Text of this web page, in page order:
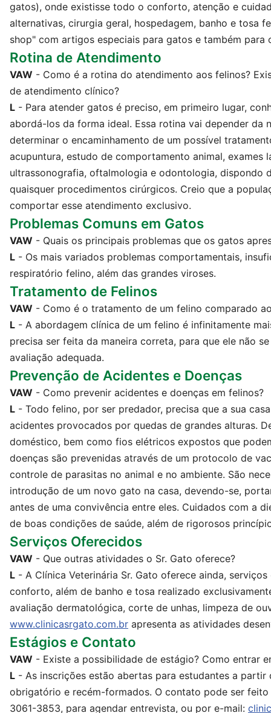
gatos), onde existisse todo o conforto, atenção e
alternativas, cirurgia geral, hospedagem, banho e tosa
shop" com artigos especiais para gatos e também para
Rotina de Atendimento
VAW - Como é a rotina do atendimento aos felinos?
de atendimento clínico?
L - Para atender gatos é preciso, em primeiro lugar,
abordá-los da forma ideal. Essa rotina vai depender da
determinar o encaminhamento de um possível
acupuntura, estudo de comportamento animal, exames
ultrassonografia, oftalmologia e odontologia, dispondo
quaisquer procedimentos cirúrgicos. Creio que a
comportar esse atendimento exclusivo.
Problemas Comuns em Gatos
VAW - Quais os principais problemas que os gatos
L - Os mais variados problemas comportamentais,
respiratório felino, além das grandes viroses.
Tratamento de Felinos
VAW - Como é o tratamento de um felino comparado
L - A abordagem clínica de um felino é infinitamente
precisa ser feita da maneira correta, para que ele não
avaliação adequada.
Prevenção de Acidentes e Doenças
VAW - Como prevenir acidentes e doenças em felinos?
L - Todo felino, por ser predador, precisa que a sua
acidentes provocados por quedas de grandes alturas.
doméstico, bem como fios elétricos expostos que
doenças são prevenidas através de um protocolo de
controle de parasitas no animal e no ambiente. São
introdução de um novo gato na casa, devendo-se,
antes de uma convivência entre eles. Cuidados com a
de boas condições de saúde, além de rigorosos
Serviços Oferecidos
VAW - Que outras atividades o Sr. Gato oferece?
L - A Clínica Veterinária Sr. Gato oferece ainda,
conforto, além de banho e tosa realizado
avaliação dermatológica, corte de unhas, limpeza de
www.clinicasrgato.com.br apresenta as atividades
Estágios e Contato
VAW - Existe a possibilidade de estágio? Como entrar
L - As inscrições estão abertas para estudantes a
obrigatório e recém-formados. O contato pode ser feito
3061-3853, para agendar entrevista, ou por e-mail: